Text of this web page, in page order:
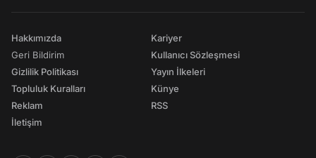
Hakkımızda
Geri Bildirim
Gizlilik Politikası
Topluluk Kuralları
Reklam
İletişim
Kariyer
Kullanıcı Sözleşmesi
Yayın İlkeleri
Künye
RSS